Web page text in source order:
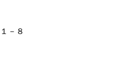
－８